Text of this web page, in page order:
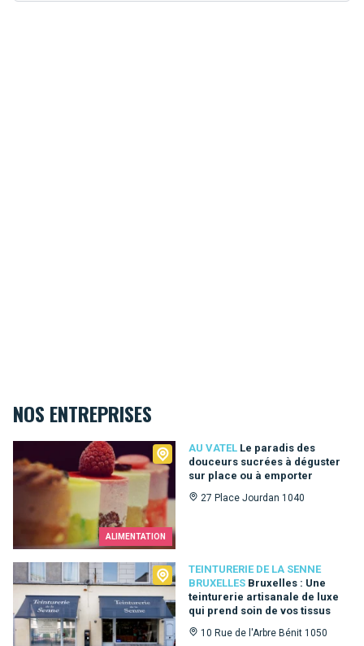
NOS ENTREPRISES
ALIMENTATION
AU VATEL Le paradis des
douceurs sucrées à déguster
sur place ou à emporter
27 Place Jourdan 1040
TEINTURERIE DE LA SENNE
BRUXELLES Bruxelles : Une
teinturerie artisanale de luxe
qui prend soin de vos tissus
10 Rue de l'Arbre Bénit 1050
Teinturerie de la Senne Bruxelles